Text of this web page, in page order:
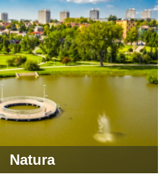
Natura